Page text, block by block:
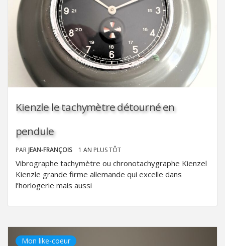
Kienzle le tachymètre détourné en
pendule
PAR JEAN-FRANÇOIS 1 AN PLUS TÔT
Vibrographe tachymètre ou chronotachygraphe Kienzel
Kienzle grande firme allemande qui excelle dans
l’horlogerie mais aussi
Mon like-coeur